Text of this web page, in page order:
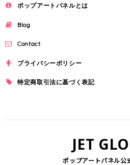
ポップアートパネルとは
Blog
Contact
プライバシーポリシー
特定商取引法に基づく表記
JET
ポップアートパネル公